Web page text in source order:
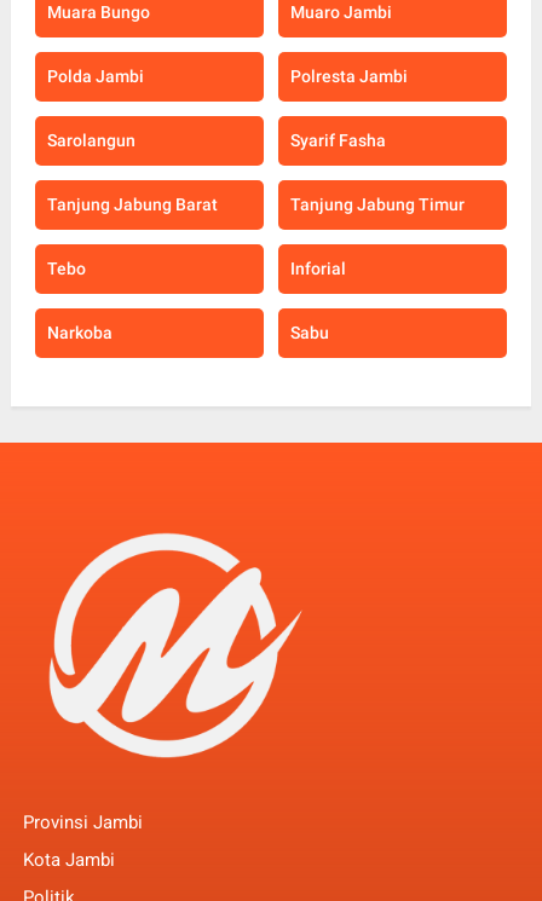
Muara Bungo Muaro Jambi
Polda Jambi Polresta Jambi
Sarolangun Syarif Fasha
Tanjung Jabung Barat Tanjung Jabung Timur
Tebo Inforial
Narkoba Sabu
Provinsi Jambi
Kota Jambi